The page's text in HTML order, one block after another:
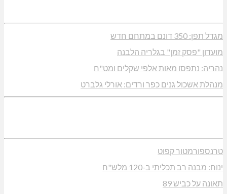
מגדל תפן: 350 דונם במתחם חדש
מועדון "פסק זמן" בגלריה הלבנה
נהריה: נתפסו מאות אלפי שקלים ומט"ח
מנהלת אשכול גנים כפר ורדים: אורלי גלברט
טרנספורמטור קפוט
ינוח: מבנה רב תכליתי ב-120 מלש"ח
תאונה על כביש 89